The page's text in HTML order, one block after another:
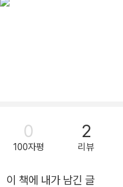
0
100자평
2
리뷰
이 책에 내가 남긴 글